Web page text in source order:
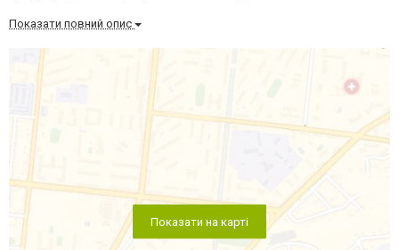
Показати повний опис
Показати на карті